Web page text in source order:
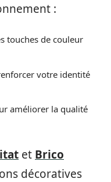
:
touches de couleur
votre identité
améliorer la qualité
et Brico
décoratives